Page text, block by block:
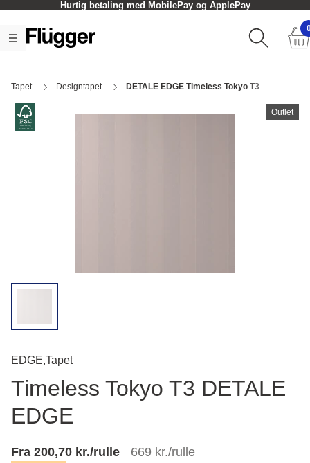
Hurtig betaling med MobilePay og ApplePay
Tapet Designtapet DETALE EDGE Timeless Tokyo T3
Outlet
EDGE,Tapet
Timeless Tokyo T3 DETALE
EDGE
Fra 200,70 kr./rulle 669 kr./rulle